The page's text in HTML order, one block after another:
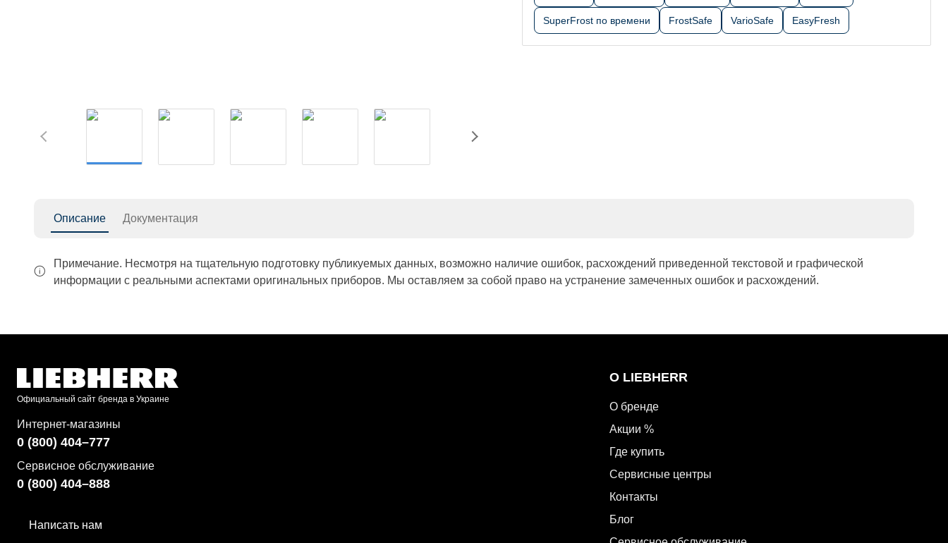
SuperFrost по времени FrostSafe VarioSafe EasyFresh
Описание Документация
Примечание. Несмотря на тщательную подготовку публикуемых данных, возможно наличие ошибок, расхождений приведенной текстовой и графической
информации с реальными аспектами оригинальных приборов. Мы оставляем за собой право на устранение замеченных ошибок и расхождений.
Официальный сайт бренда в Украине
Интернет-магазины
0 (800) 404–777
Сервисное обслуживание
0 (800) 404–888
Написать нам
О LIEBHERR
О бренде
Акции %
Где купить
Сервисные центры
Контакты
Блог